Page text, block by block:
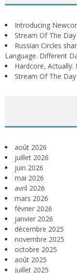
Introducing
Stream Of The
Russian Circles
Language. Different
Hardcore, Actually.
Stream Of The
août 2026
juillet 2026
juin 2026
mai 2026
avril 2026
mars 2026
février 2026
janvier 2026
décembre 2025
novembre 2025
octobre 2025
août 2025
juillet 2025